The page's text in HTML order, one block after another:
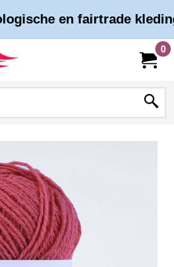
en fairtrade
0